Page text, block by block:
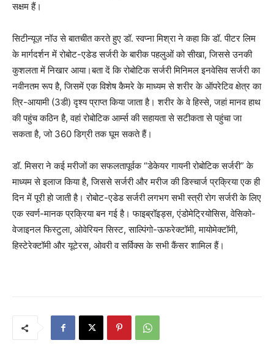
सक्षम हैं।
सिटीन्यूज़ नॉउ से बातचीत करते हुए डॉ. स्वप्ना मिश्रा ने कहा कि डॉ. पीटर लिम
के मार्गदर्शन में रोबोट-एडेड सर्जरी के बारीक पहलुओं को सीखा, जिससे उनकी
कुशलता में निखार आया।बता दें कि रोबोटिक सर्जरी मिनिमल इनवेसिव सर्जरी का
नवीनतम रूप है, जिसमें एक विशेष कैमरे के माध्यम से शरीर के ऑपरेटिव क्षेत्र का
त्रि-आयामी (3डी) दृश्य प्राप्त किया जाता है। शरीर के वे हिस्से, जहां मानव हाथ
की पहुंच कठिन है, वहां रोबोटिक आर्म्स की सहायता से सटीकता से पहुंचा जा
सकता है, जो 360 डिग्री तक घूम सकते हैं।
डॉ. मिसरा ने कई मरीजों का सफलतापूर्वक “डेकेयर गायनी रोबोटिक सर्जरी” के
माध्यम से इलाज किया है, जिससे सर्जरी और मरीज की डिस्चार्ज प्रक्रिया एक ही
दिन में पूरी हो जाती है। रोबोट-एडेड सर्जरी लगभग सभी स्त्री रोग सर्जरी के लिए
एक स्वर्ण-मानक प्रक्रिया बन गई है। फाइब्रॉइड्स, एंडोमेट्रियोसिस, वेसिको-
वेजाइनल फिस्टुला, ओवेरियन सिस्ट, साल्पिंगो-ऊफरेक्टॉमी, मायोमेक्टॉमी,
हिस्टेरेक्टॉमी और यूटेरस, ओवरी व सर्विक्स के सभी कैंसर शामिल हैं।